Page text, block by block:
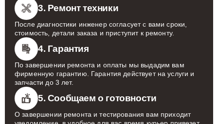
3. Ремонт техники
После диагностики инженер согласует с вами сроки,
стоимость, детали заказа и приступит к ремонту.
4. Гарантия
По завершении ремонта и оплаты мы выдадим вам
фирменную гарантию. Гарантия действует на услуги и
запчасти до 3 лет.
5. Сообщаем о готовности
О завершении ремонта и тестирования вам приходит